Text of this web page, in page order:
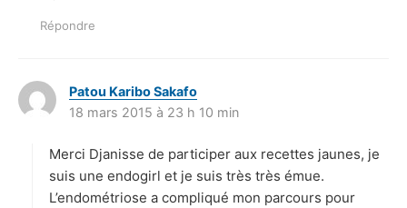
Répondre
Patou Karibo Sakafo
i
:
18 mars 2015 à 23 h 10 min
Merci Djanisse de participer aux recettes jaunes, je
suis une endogirl et je suis très très émue.
L’endométriose a compliqué mon parcours pour